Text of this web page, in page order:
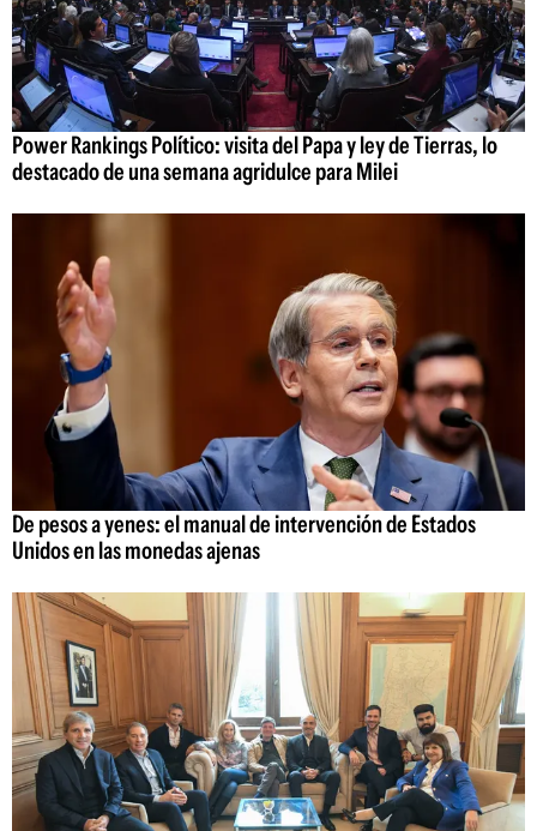
Power Rankings Político: visita del Papa y ley de Tierras, lo
destacado de una semana agridulce para Milei
De pesos a yenes: el manual de intervención de Estados
Unidos en las monedas ajenas